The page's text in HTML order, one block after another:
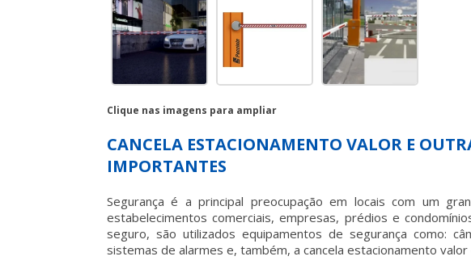
Clique nas imagens para ampliar
CANCELA ESTACIONAMENTO VALOR E
IMPORTANTES
Segurança é a principal preocupação em locais com um
estabelecimentos comerciais, empresas, prédios e
seguro, são utilizados equipamentos de segurança como:
sistemas de alarmes e, também, a cancela estacionamento valor